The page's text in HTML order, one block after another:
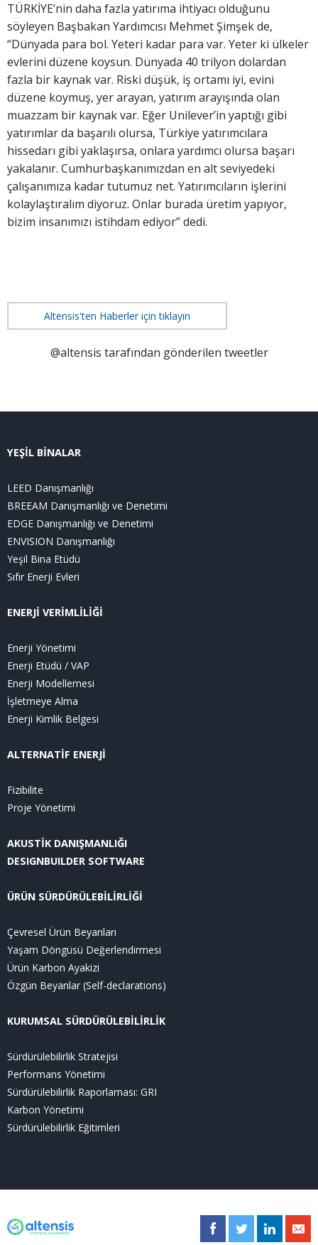
TÜRKİYE’nin daha fazla yatırıma ihtiyacı olduğunu
söyleyen Başbakan Yardımcısı Mehmet Şimşek de,
“Dünyada para bol. Yeteri kadar para var. Yeter ki ülkeler
evlerini düzene koysun. Dünyada 40 trilyon dolardan
fazla bir kaynak var. Riski düşük, iş ortamı iyi, evini
düzene koymuş, yer arayan, yatırım arayışında olan
muazzam bir kaynak var. Eğer Unilever’in yaptığı gibi
yatırımlar da başarılı olursa, Türkiye yatırımcılara
hissedarı gibi yaklaşırsa, onlara yardımcı olursa başarı
yakalanır. Cumhurbaşkanımızdan en alt seviyedeki
çalışanımıza kadar tutumuz net. Yatırımcıların işlerini
kolaylaştıralım diyoruz. Onlar burada üretim yapıyor,
bizim insanımızı istihdam ediyor” dedi.
Altensis'ten Haberler için tıklayın
@altensis tarafından gönderilen tweetler
YEŞİL BİNALAR
LEED Danışmanlığı
BREEAM Danışmanlığı ve Denetimi
EDGE Danışmanlığı ve Denetimi
ENVISION Danışmanlığı
Yeşil Bina Etüdü
Sıfır Enerji Evleri
ENERJİ VERİMLİLİĞİ
Enerji Yönetimi
Enerji Etüdü / VAP
Enerji Modellemesi
İşletmeye Alma
Enerji Kimlik Belgesi
ALTERNATİF ENERJİ
Fizibilite
Proje Yönetimi
AKUSTİK DANIŞMANLIĞI
DESIGNBUILDER SOFTWARE
ÜRÜN SÜRDÜRÜLEBİLİRLİĞİ
Çevresel Ürün Beyanları
Yaşam Döngüsü Değerlendirmesi
Ürün Karbon Ayakizi
Özgün Beyanlar (Self-declarations)
KURUMSAL SÜRDÜRÜLEBİLİRLİK
Sürdürülebilirlik Stratejisi
Performans Yönetimi
Sürdürülebilirlik Raporlaması: GRI
Karbon Yönetimi
Sürdürülebilirlik Eğitimleri